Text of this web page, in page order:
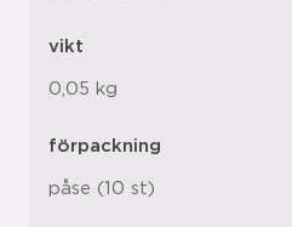
vikt
0,05 kg
förpackning
påse (10 st)